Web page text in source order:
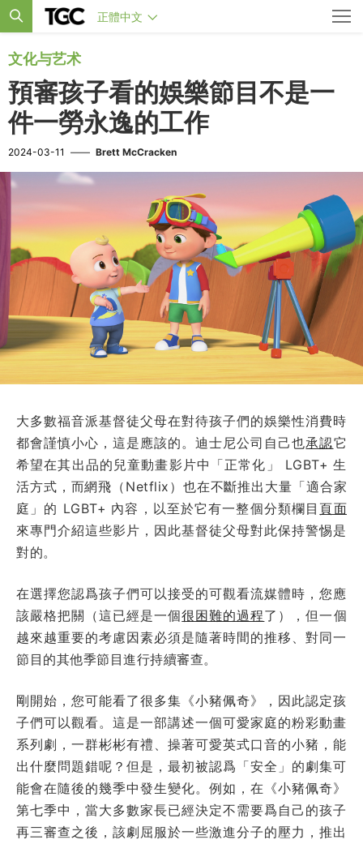
正體中文
文化与艺术
預審孩子看的娛樂節目不是一
件一勞永逸的工作
2024-03-11 —— Brett McCracken
大多數福音派基督徒父母在對待孩子們的娛樂性消費時
都會謹慎小心，這是應該的。迪士尼公司自己也承認它
希望在其出品的兒童動畫影片中「正常化」 LGBT+ 生
活方式，而網飛（Netflix）也在不斷推出大量「適合家
庭」的 LGBT+ 內容，以至於它有一整個分類欄目 頁面
來專門介紹這些影片，因此基督徒父母對此保持警惕是
對的。
在選擇您認爲孩子們可以接受的可觀看流媒體時，您應
該嚴格把關（這已經是一個很困難的過程了），但一個
越來越重要的考慮因素必須是隨著時間的推移、對同一
節目的其他季節目進行持續審查。
剛開始，您可能看了很多集《小豬佩奇》，因此認定孩
子們可以觀看。這是一部講述一個可愛家庭的粉彩動畫
系列劇，一群彬彬有禮、操著可愛英式口音的小豬，能
出什麼問題錯呢？但是，最初被認爲「安全」的劇集可
能會在隨後的幾季中發生變化。例如，在《小豬佩奇》
第七季中，當大多數家長已經決定不需要爲自己的孩子
再三審查之後，該劇屈服於一些激進分子的壓力，推出